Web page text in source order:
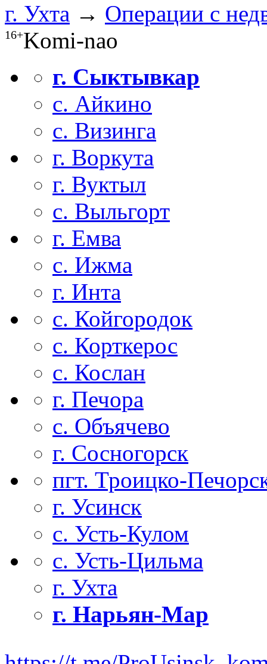
г. Ухта → Операции с
16+Komi-nao
г. Сыктывкар
с. Айкино
с. Визинга
г. Воркута
г. Вуктыл
с. Выльгорт
г. Емва
с. Ижма
г. Инта
с. Койгородок
с. Корткерос
с. Кослан
г. Печора
с. Объячево
г. Сосногорск
пгт. Троицко-
г. Усинск
с. Усть-Кулом
с. Усть-Цильма
г. Ухта
г. Нарьян-Мар